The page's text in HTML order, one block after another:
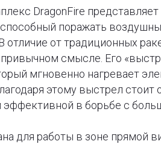
DragonFire
поражать
отличие от традиционных
смысле. Его
мгновенно нагревает
этому выстрел
эффективной в борьбе с
для работы в зоне прямой